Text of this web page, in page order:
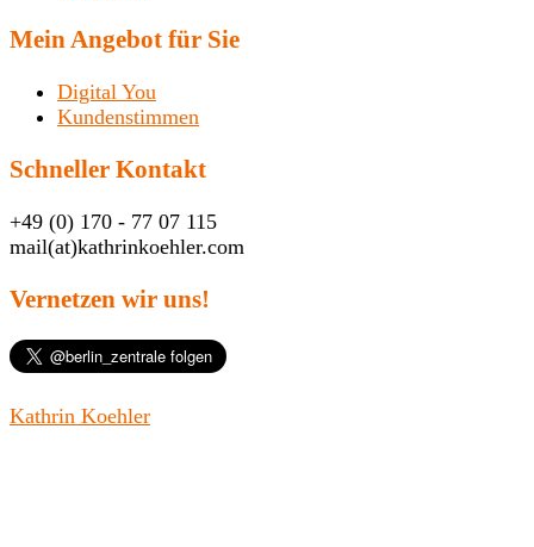
Mein Angebot für Sie
Digital You
Kundenstimmen
Schneller Kontakt
+49 (0) 170 - 77 07 115
mail(at)kathrinkoehler.com
Vernetzen wir uns!
Kathrin Koehler